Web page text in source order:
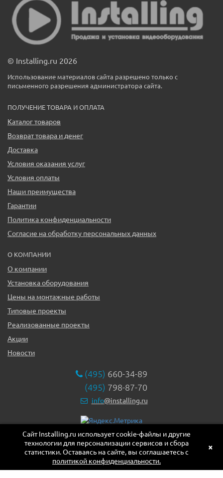
© Installing.ru 2026
Использование материалов сайта разрешено только с
письменного разрешения администратора сайта.
ПОЛУЧЕНИЕ ТОВАРА И ОПЛАТА
Каталог товаров
Возврат товара и денег
Доставка
Условия оказания услуг
Условия оплаты
Наши преимущества
Гарантии
Политика конфиденциальности
Согласие на обработку персональных данных
О КОМПАНИИ
О компании
Установка оборудования
Цены на монтажные работы
Типовые проекты
Реализованные проекты
Акции
Новости
(495) 660-34-89
(495) 798-87-70
info@installing.ru
119331, г. Москва ул. Марии Ульяновой дом 17а, этаж 2,
офис 10
Сайт Installing.ru использует cookie-файлы и другие
технологии для персонализации сервисов и сбора
статистики. Оставаясь на сайте, вы соглашаетесь с
политикой конфиденциальности.
×